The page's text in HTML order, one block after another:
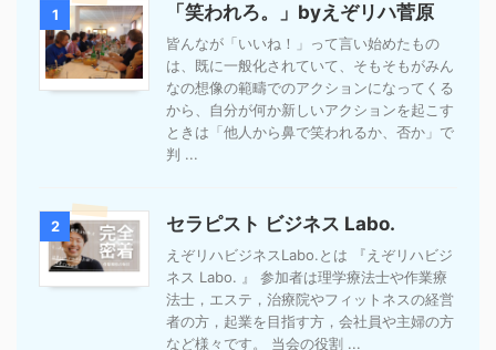
1 「笑われろ。」byえぞリハ菅原
皆んなが「いいね！」って言い始めたもの
は、既に一般化されていて、そもそもがみん
なの想像の範疇でのアクションになってくる
から、自分が何か新しいアクションを起こす
ときは「他人から鼻で笑われるか、否か」で
判 ...
2 セラピスト ビジネス Labo.
えぞリハビジネスLabo.とは 『えぞリハビジ
ネス Labo. 』 参加者は理学療法士や作業療
法士，エステ，治療院やフィットネスの経営
者の方，起業を目指す方，会社員や主婦の方
など様々です。 当会の役割 ...